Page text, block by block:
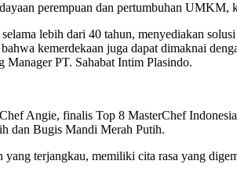
perempuan dan pertumbuhan UMKM,
lebih dari 40 tahun, menyediakan
kemerdekaan juga dapat dimaknai
Manager PT. Sahabat Intim Plasindo.
Angie, finalis Top 8 MasterChef
dan Bugis Mandi Merah Putih.
terjangkau, memiliki cita rasa yang